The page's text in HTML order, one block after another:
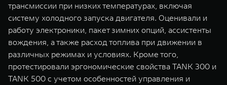
трансмиссии при низких температурах, включая
систему холодного запуска двигателя. Оценивали и
работу электроники, пакет зимних опций, ассистенты
вождения, а также расход топлива при движении в
различных режимах и условиях. Кроме того,
протестировали эргономические свойства TANK 300 и
TANK 500 с учетом особенностей управления и